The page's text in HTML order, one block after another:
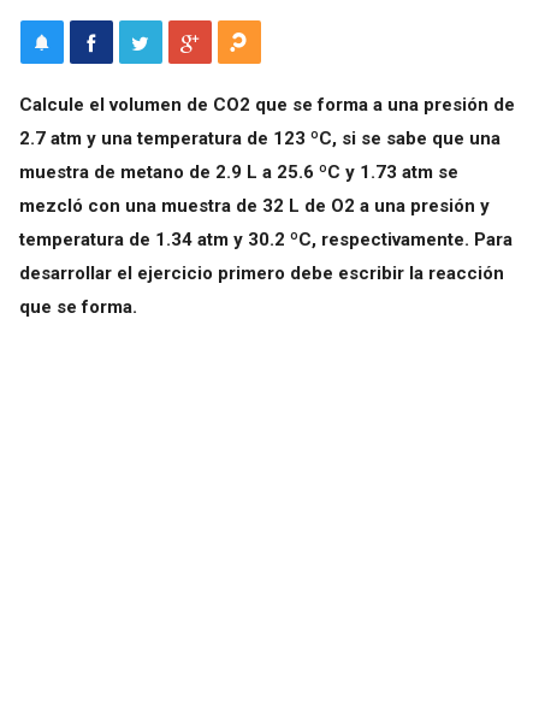
Calcule el volumen de CO2 que se forma a una presión de
2.7 atm y una temperatura de 123 ºC, si se sabe que una
muestra de metano de 2.9 L a 25.6 ºC y 1.73 atm se
mezcló con una muestra de 32 L de O2 a una presión y
temperatura de 1.34 atm y 30.2 ºC, respectivamente. Para
desarrollar el ejercicio primero debe escribir la reacción
que se forma.